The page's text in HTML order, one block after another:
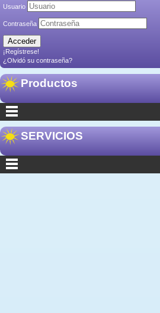
Usuario
Contraseña
¡Regístrese!
¿Olvidó su contraseña?
Productos
SERVICIOS